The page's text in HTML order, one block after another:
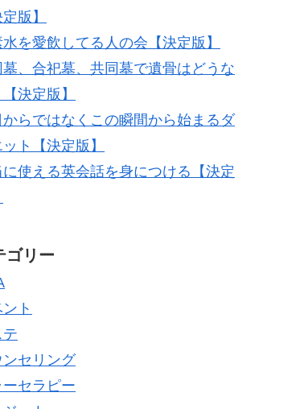
定版】
を愛飲してる人の会【決定版】
、合祀墓、共同墓で遺骨はどうな
決定版】
からではなくこの瞬間から始まるダ
ト【決定版】
使える英会話を身につける【決定
ゴリー
ト
テ
ンセリング
ーセラピー